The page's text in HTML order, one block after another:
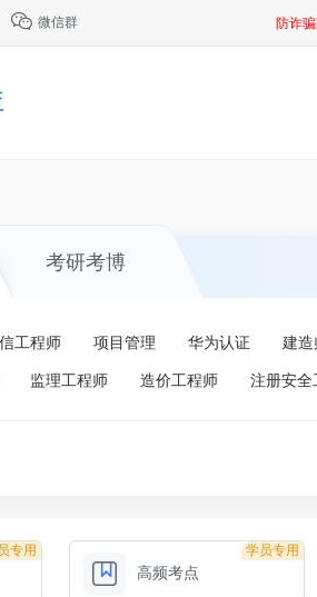
微信群 防诈
考研考博
工程师 项目管理 华为认证 建造
监理工程师 造价工程师 注册安全
专用 学员专用
高频考点